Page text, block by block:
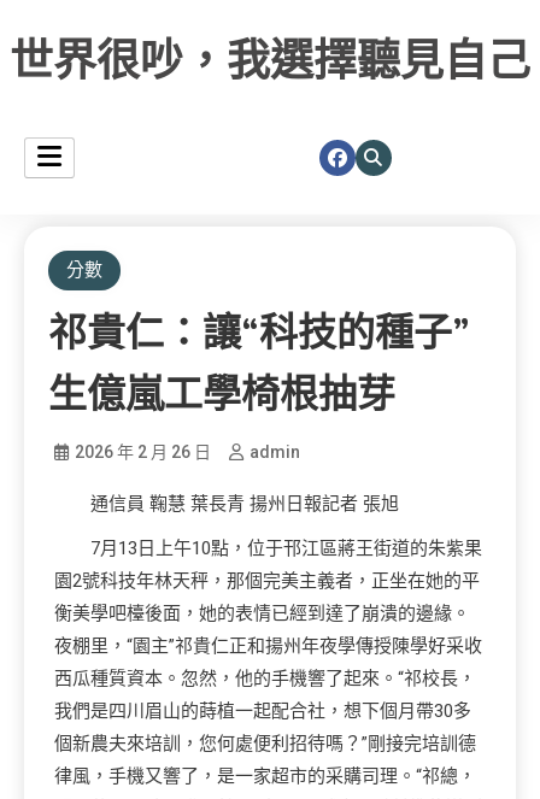
世界很吵，我選擇聽見自己
分數
祁貴仁：讓“科技的種子”
生億嵐工學椅根抽芽
2026 年 2 月 26 日 admin
通信員 鞠慧 葉長青 揚州日報記者 張旭
7月13日上午10點，位于邗江區蔣王街道的朱紫果
園2號科技年林天秤，那個完美主義者，正坐在她的平
衡美學吧檯後面，她的表情已經到達了崩潰的邊緣。
夜棚里，“園主”祁貴仁正和揚州年夜學傳授陳學好采收
西瓜種質資本。忽然，他的手機響了起來。“祁校長，
我們是四川眉山的蒔植一起配合社，想下個月帶30多
個新農夫來培訓，您何處便利招待嗎？”剛接完培訓德
律風，手機又響了，是一家超市的采購司理。“祁總，